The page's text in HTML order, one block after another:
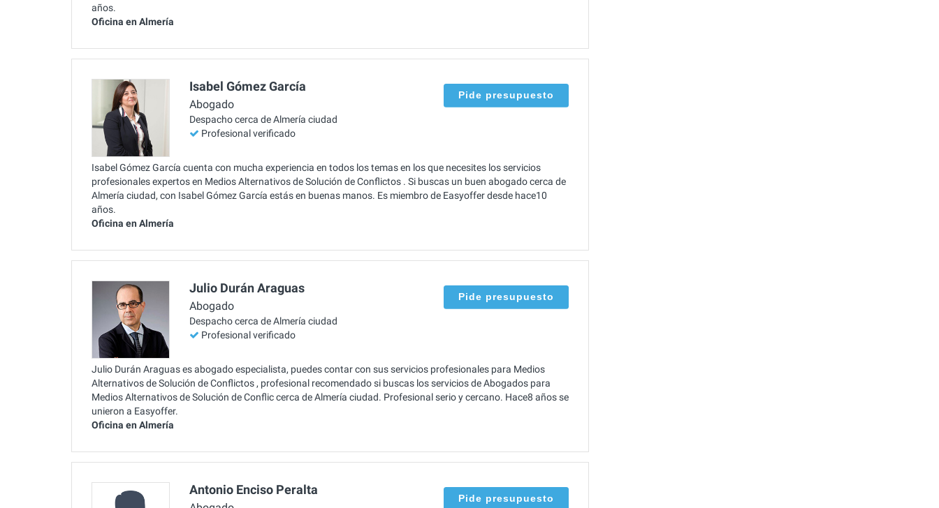
años.
Oficina en Almería
Isabel Gómez García
Abogado
Despacho cerca de Almería ciudad
Profesional verificado
Pide presupuesto
Isabel Gómez García cuenta con mucha experiencia en todos los temas en los que necesites los servicios
profesionales expertos en Medios Alternativos de Solución de Conflictos . Si buscas un buen abogado cerca de
Almería ciudad, con Isabel Gómez García estás en buenas manos. Es miembro de Easyoffer desde hace10
años.
Oficina en Almería
Julio Durán Araguas
Abogado
Despacho cerca de Almería ciudad
Profesional verificado
Pide presupuesto
Julio Durán Araguas es abogado especialista, puedes contar con sus servicios profesionales para Medios
Alternativos de Solución de Conflictos , profesional recomendado si buscas los servicios de Abogados para
Medios Alternativos de Solución de Conflic cerca de Almería ciudad. Profesional serio y cercano. Hace8 años se
unieron a Easyoffer.
Oficina en Almería
Antonio Enciso Peralta
Pide presupuesto